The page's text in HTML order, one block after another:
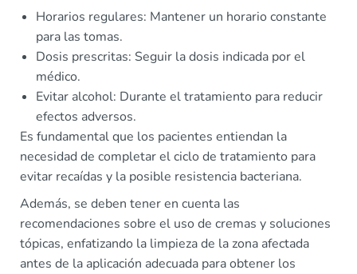
Horarios regulares: Mantener un horario constante
para las tomas.
Dosis prescritas: Seguir la dosis indicada por el
médico.
Evitar alcohol: Durante el tratamiento para reducir
efectos adversos.
Es fundamental que los pacientes entiendan la
necesidad de completar el ciclo de tratamiento para
evitar recaídas y la posible resistencia bacteriana.
Además, se deben tener en cuenta las
recomendaciones sobre el uso de cremas y soluciones
tópicas, enfatizando la limpieza de la zona afectada
antes de la aplicación adecuada para obtener los